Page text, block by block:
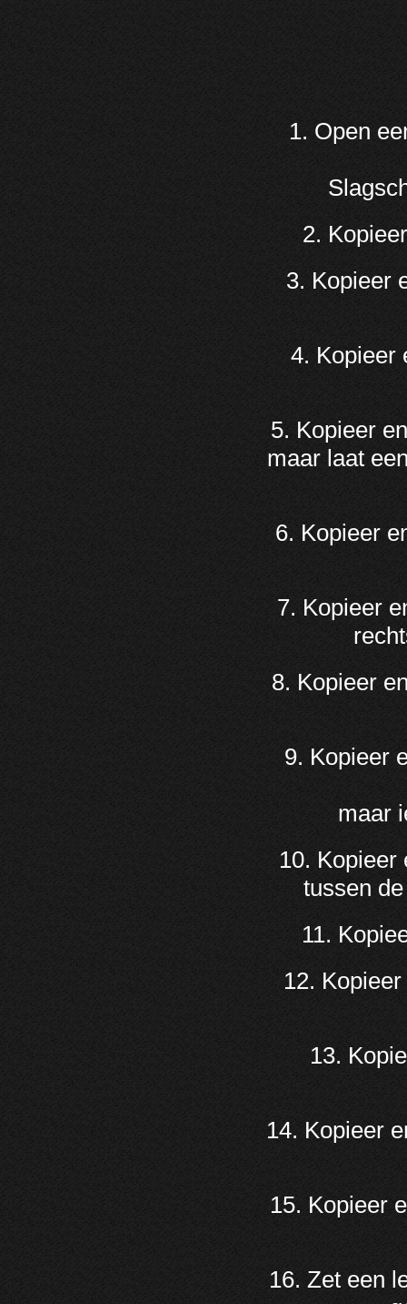
1. Open
2.
3. Kopieer
4. Kopieer
5. Kopieer
maar laat
6. Kopieer
7. Kopieer
8. Kopieer
9. Kopieer
maar
10. Kopieer
tussen
11.
12.
13.
14. Kopieer
15. Kopieer
16. Zet een